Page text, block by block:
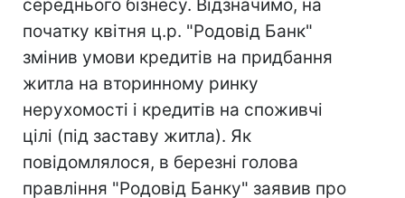
середнього бізнесу. Відзначимо, на
початку квітня ц.р. "Родовід Банк"
змінив умови кредитів на придбання
житла на вторинному ринку
нерухомості і кредитів на споживчі
цілі (під заставу житла). Як
повідомлялося, в березні голова
правління "Родовід Банку" заявив про